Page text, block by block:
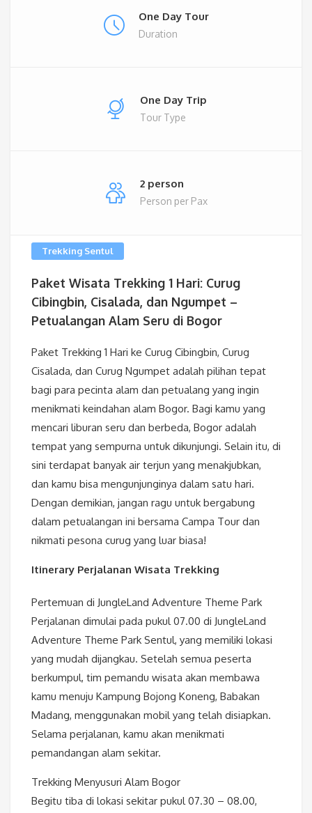
One Day Tour
Duration
One Day Trip
Tour Type
2 person
Person per Pax
Trekking Sentul
Paket Wisata Trekking 1 Hari: Curug
Cibingbin, Cisalada, dan Ngumpet –
Petualangan Alam Seru di Bogor
Paket Trekking 1 Hari ke Curug Cibingbin, Curug
Cisalada, dan Curug Ngumpet adalah pilihan tepat
bagi para pecinta alam dan petualang yang ingin
menikmati keindahan alam Bogor. Bagi kamu yang
mencari liburan seru dan berbeda, Bogor adalah
tempat yang sempurna untuk dikunjungi. Selain itu, di
sini terdapat banyak air terjun yang menakjubkan,
dan kamu bisa mengunjunginya dalam satu hari.
Dengan demikian, jangan ragu untuk bergabung
dalam petualangan ini bersama Campa Tour dan
nikmati pesona curug yang luar biasa!
Itinerary Perjalanan Wisata Trekking
Pertemuan di JungleLand Adventure Theme Park
Perjalanan dimulai pada pukul 07.00 di JungleLand
Adventure Theme Park Sentul, yang memiliki lokasi
yang mudah dijangkau. Setelah semua peserta
berkumpul, tim pemandu wisata akan membawa
kamu menuju Kampung Bojong Koneng, Babakan
Madang, menggunakan mobil yang telah disiapkan.
Selama perjalanan, kamu akan menikmati
pemandangan alam sekitar.
Trekking Menyusuri Alam Bogor
Begitu tiba di lokasi sekitar pukul 07.30 – 08.00,